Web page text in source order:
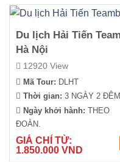
Du lịch Hải Tiến
Hà Nội
12920 View
Mã Tour: DLHT
Thời gian: 3 NGÀY 2 ĐÊM
Ngày khởi hành: THEO
ĐOÀN.
GIÁ CHỈ TỪ:
1.850.000 VND